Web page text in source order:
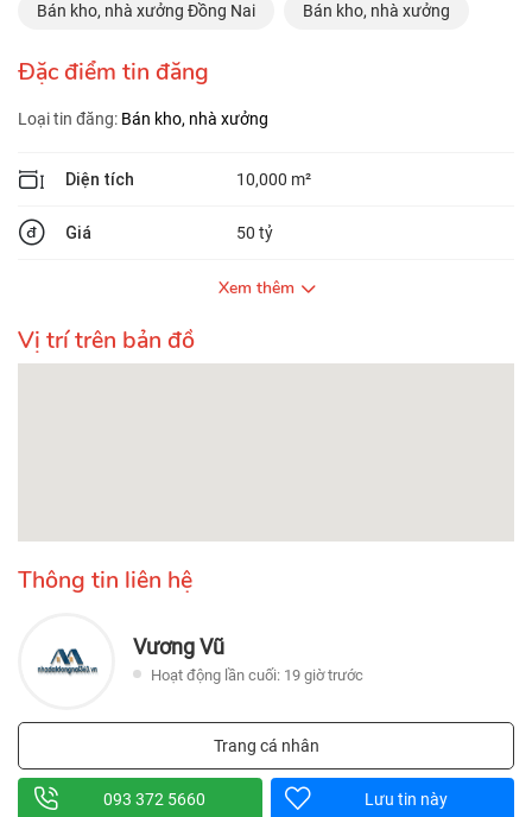
Bán kho, nhà xưởng Đồng Nai Bán kho, nhà xưởng
Đặc điểm tin đăng
Loại tin đăng: Bán kho, nhà xưởng
Diện tích 10,000 m²
Giá 50 tỷ
Xem thêm
Vị trí trên bản đồ
Thông tin liên hệ
Vương Vũ
Hoạt động lần cuối: 19 giờ trước
Trang cá nhân
093 372 5660 Lưu tin này